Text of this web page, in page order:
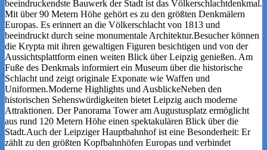
beeindruckendste Bauwerk der Stadt ist das Völkerschlachtdenkmal.
Mit über 90 Metern Höhe gehört es zu den größten Denkmälern
Europas. Es erinnert an die Völkerschlacht von 1813 und
beeindruckt durch seine monumentale Architektur.Besucher können
die Krypta mit ihren gewaltigen Figuren besichtigen und von der
Aussichtsplattform einen weiten Blick über Leipzig genießen. Am
Fuße des Denkmals informiert ein Museum über die historische
Schlacht und zeigt originale Exponate wie Waffen und
Uniformen.Moderne Highlights und AusblickeNeben den
historischen Sehenswürdigkeiten bietet Leipzig auch moderne
Attraktionen. Der Panorama Tower am Augustusplatz ermöglicht
aus rund 120 Metern Höhe einen spektakulären Blick über die
Stadt.Auch der Leipziger Hauptbahnhof ist eine Besonderheit: Er
zählt zu den größten Kopfbahnhöfen Europas und verbindet